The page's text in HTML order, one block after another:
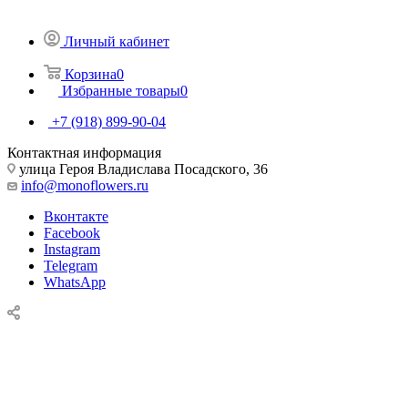
Личный кабинет
Корзина0
Избранные товары0
+7 (918) 899-90-04
Контактная информация
улица Героя Владислава Посадского, 36
info@monoflowers.ru
Вконтакте
Facebook
Instagram
Telegram
WhatsApp